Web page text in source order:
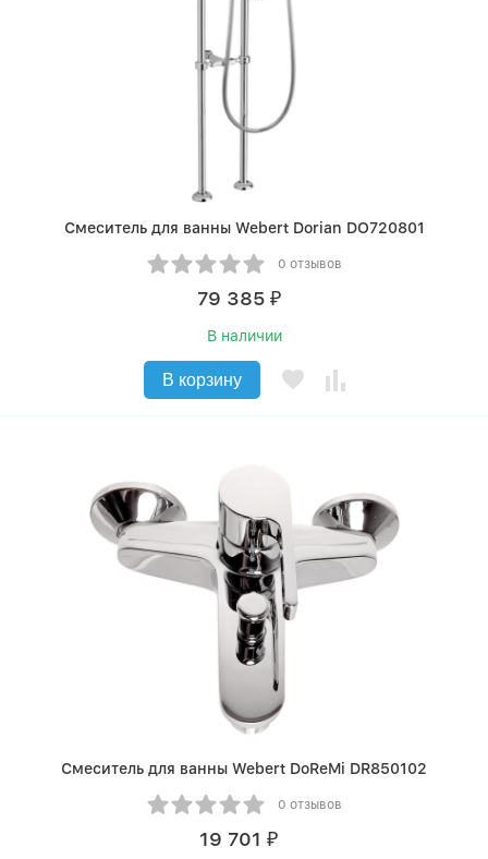
Смеситель для ванны Webert Dorian DO720801
0 отзывов
79 385 ₽
В наличии
В корзину
Смеситель для ванны Webert DoReMi DR850102
0 отзывов
19 701 ₽